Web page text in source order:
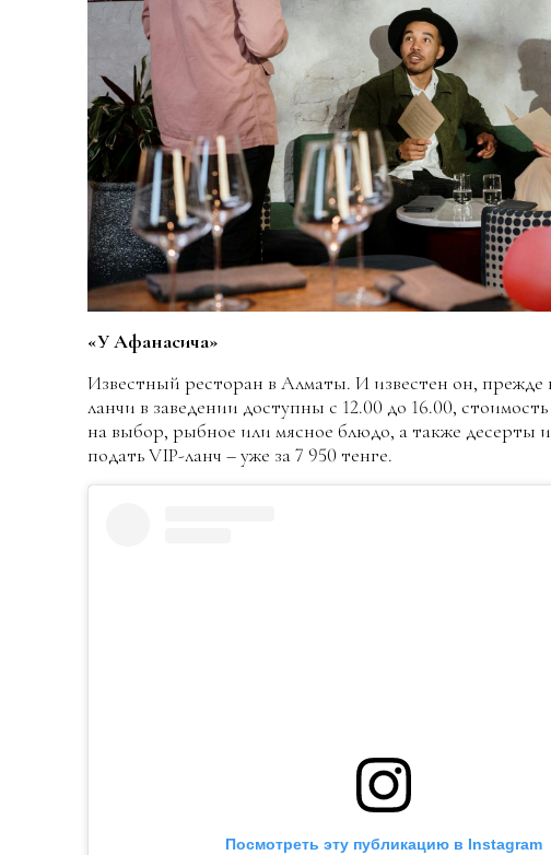
«У Афанасича»
Известный ресторан в Алматы. И известен он, прежде
ланчи в заведении доступны с 12.00 до 16.00,
на выбор, рыбное или мясное блюдо, а также десерты
подать VIP-ланч – уже за 7 950 тенге.
Посмотреть эту публикацию в Instagram